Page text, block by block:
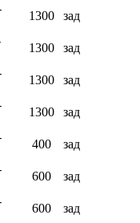
1300 зад
1300 зад
1300 зад
1300 зад
400 зад
600 зад
600 зад